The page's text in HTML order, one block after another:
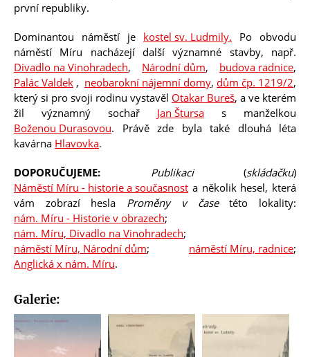
ay
první republiky.
Dominantou náměstí je kostel sv. Ludmily. Po obvodu
náměstí Míru nacházejí další významné stavby, např.
Divadlo na Vinohradech, Národní dům, budova radnice,
Palác Valdek , neobarokní nájemní domy, dům čp. 1219/2,
který si pro svoji rodinu vystavěl Otakar Bureš, a ve kterém
žil významný sochař Jan Štursa s manželkou
Boženou Durasovou. Právě zde byla také dlouhá léta
kavárna Hlavovka.
DOPORUČUJEME: Publikaci (skládačku)
Náměstí Míru - historie a současnost a několik hesel, která
vám zobrazí hesla Proměny v časetéto lokality:
nám. Míru - Historie v obrazech;
nám. Míru, Divadlo na Vinohradech;
náměstí Míru, Národní dům; náměstí Míru, radnice;
Anglická x nám. Míru.
Galerie: